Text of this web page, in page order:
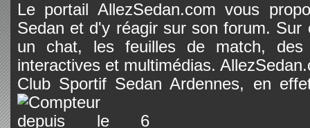
Le portail AllezSedan.com vous
Sedan et d'y réagir sur son forum.
un chat, les feuilles de match, des
interactives et multimédias.
Club Sportif Sedan Ardennes, en